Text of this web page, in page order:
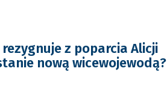
rezygnuje z poparcia Alicji
nową wicewojewodą?